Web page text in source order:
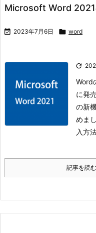
Microsoft Word 2021
 2023年7月6日  word

Word
に発
の新
めま
入方
記事を読む